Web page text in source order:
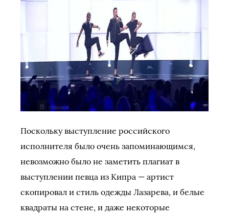
Поскольку выступление российского
исполнителя было очень запоминающимся,
невозможно было не заметить плагиат в
выступлении певца из Кипра — артист
скопировал и стиль одежды Лазарева, и белые
квадраты на стене, и даже некоторые